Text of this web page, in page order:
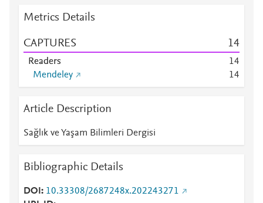
Metrics Details
CAPTURES 14
Readers 14
Mendeley
14
Article Description
Sağlık ve Yaşam Bilimleri Dergisi
Bibliographic Details
DOI
10.33308/2687248x.202243271